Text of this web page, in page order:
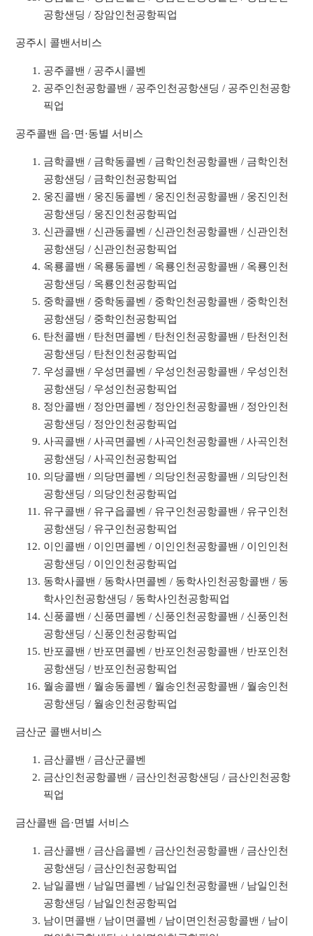
공항샌딩 / 장암인천공항픽업
공주시 콜밴서비스
공주콜밴 / 공주시콜벤
공주인천공항콜밴 / 공주인천공항샌딩 / 공주인천공항
픽업
공주콜밴 읍·면·동별 서비스
금학콜밴 / 금학동콜벤 / 금학인천공항콜밴 / 금학인천
공항샌딩 / 금학인천공항픽업
웅진콜밴 / 웅진동콜벤 / 웅진인천공항콜밴 / 웅진인천
공항샌딩 / 웅진인천공항픽업
신관콜밴 / 신관동콜벤 / 신관인천공항콜밴 / 신관인천
공항샌딩 / 신관인천공항픽업
옥룡콜밴 / 옥룡동콜벤 / 옥룡인천공항콜밴 / 옥룡인천
공항샌딩 / 옥룡인천공항픽업
중학콜밴 / 중학동콜벤 / 중학인천공항콜밴 / 중학인천
공항샌딩 / 중학인천공항픽업
탄천콜밴 / 탄천면콜벤 / 탄천인천공항콜밴 / 탄천인천
공항샌딩 / 탄천인천공항픽업
우성콜밴 / 우성면콜벤 / 우성인천공항콜밴 / 우성인천
공항샌딩 / 우성인천공항픽업
정안콜밴 / 정안면콜벤 / 정안인천공항콜밴 / 정안인천
공항샌딩 / 정안인천공항픽업
사곡콜밴 / 사곡면콜벤 / 사곡인천공항콜밴 / 사곡인천
공항샌딩 / 사곡인천공항픽업
의당콜밴 / 의당면콜벤 / 의당인천공항콜밴 / 의당인천
공항샌딩 / 의당인천공항픽업
유구콜밴 / 유구읍콜벤 / 유구인천공항콜밴 / 유구인천
공항샌딩 / 유구인천공항픽업
이인콜밴 / 이인면콜벤 / 이인인천공항콜밴 / 이인인천
공항샌딩 / 이인인천공항픽업
동학사콜밴 / 동학사면콜벤 / 동학사인천공항콜밴 / 동
학사인천공항샌딩 / 동학사인천공항픽업
신풍콜밴 / 신풍면콜벤 / 신풍인천공항콜밴 / 신풍인천
공항샌딩 / 신풍인천공항픽업
반포콜밴 / 반포면콜벤 / 반포인천공항콜밴 / 반포인천
공항샌딩 / 반포인천공항픽업
월송콜밴 / 월송동콜벤 / 월송인천공항콜밴 / 월송인천
공항샌딩 / 월송인천공항픽업
금산군 콜밴서비스
금산콜밴 / 금산군콜벤
금산인천공항콜밴 / 금산인천공항샌딩 / 금산인천공항
픽업
금산콜밴 읍·면별 서비스
금산콜밴 / 금산읍콜벤 / 금산인천공항콜밴 / 금산인천
공항샌딩 / 금산인천공항픽업
남일콜밴 / 남일면콜벤 / 남일인천공항콜밴 / 남일인천
공항샌딩 / 남일인천공항픽업
남이면콜밴 / 남이면콜벤 / 남이면인천공항콜밴 / 남이